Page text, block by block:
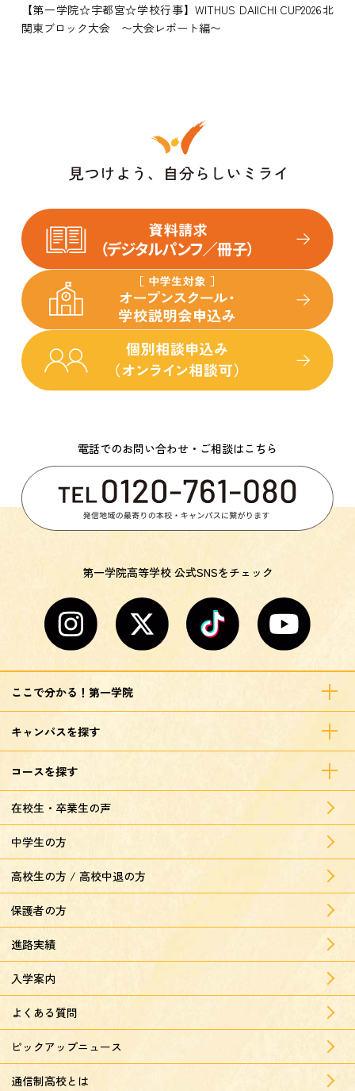
【第一学院☆宇都宮☆学校行事】WITHUS DAIICHI CUP2026北
関東ブロック大会 〜大会レポート編〜
電話でのお問い合わせ・ご相談はこちら
第一学院高等学校 公式SNSをチェック
ここで分かる！第一学院
キャンパスを探す
コースを探す
在校生・卒業生の声
中学生の方
高校生の方 / 高校中退の方
保護者の方
進路実績
入学案内
よくある質問
ピックアップニュース
通信制高校とは